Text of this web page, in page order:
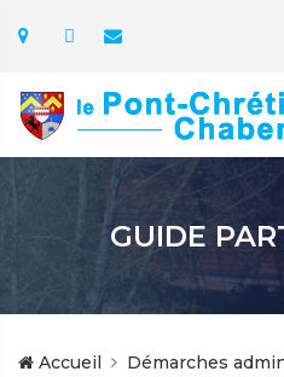
GUIDE
Accueil
Démarches